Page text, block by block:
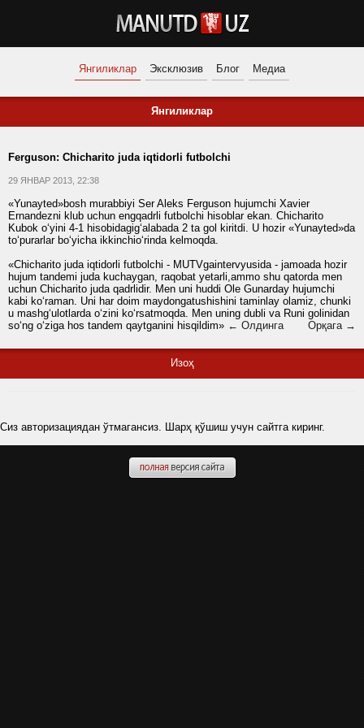
Янгиликлар Эксклюзив Блог Медиа
Янгиликлар
Ferguson: Chicharito juda iqtidorli futbolchi
29 ЯНВАР 2013, 22:38
«Yunayted»bosh murabbiyi Ser Aleks Ferguson hujumchi Xavier
Ernandezni klub uchun engqadrli futbolchi hisoblar ekan. Chicharito
Kubok o‘yini 4-1 hisobidagig‘alabada 2 ta gol kiritdi. U hozir «Yunayted»da
to‘purarlar bo‘yicha ikkinchio‘rinda kelmoqda.
«Chicharito juda iqtidorli futbolchi - MUTVgaintervyusida - jamoada hozir
hujum tandemi juda kuchaygan, raqobat yetarli,ammo shu qatorda men
uchun Chicharito juda qadrlidir. Men uni huddi Ole Gunarday hujumchi
kabi ko‘raman. Uni har doim maydongatushishini taminlay olamiz, chunki
u mashg‘ulotlarda o‘zini ko‘rsatmoqda. Men uning dubli va Runi golinidan
so‘ng o‘ziga hos tandem qaytganini hisqildim» ← Олдинга Орқага →
Изоҳ
Сиз авторизациядан ўтмагансиз. Шарҳ қўшиш учун сайтга киринг.